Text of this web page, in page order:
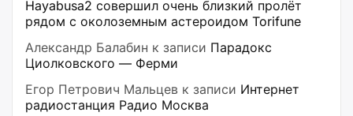
Hayabusa2 совершил очень близкий пролёт
рядом с околоземным астероидом Torifune
Александр Балабин к записи Парадокс
Циолковского — Ферми
Егор Петрович Мальцев к записи Интернет
радиостанция Радио Москва